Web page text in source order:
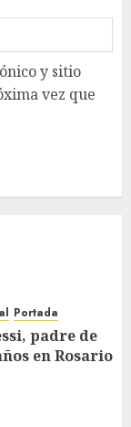
y sitio
vez que
Portada
padre de
en Rosario